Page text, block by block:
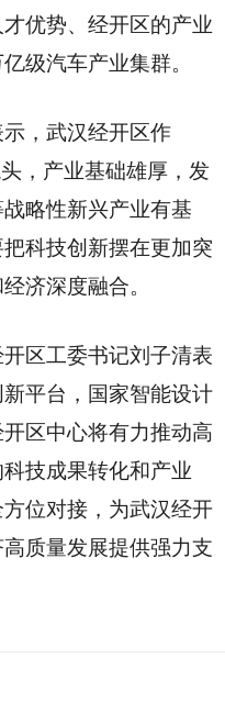
优势、经开区的产业
级汽车产业集群。
，武汉经开区作
，产业基础雄厚，发
略性新兴产业有基
科技创新摆在更加突
济深度融合。
区工委书记刘子清表
平台，国家智能设计
区中心将有力推动高
技成果转化和产业
位对接，为武汉经开
质量发展提供强力支